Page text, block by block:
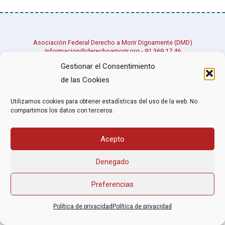
Gestionar el Consentimiento
de las Cookies
Utilizamos cookies para obtener estadísticas del uso de la web. No
compartimos los datos con terceros.
Acepto
Denegado
Preferencias
Política de privacidad Política de privacidad
Asociación Federal Derecho a Morir Dignamente (DMD)
informacion@derechoamorir.org - 91 369 17 46